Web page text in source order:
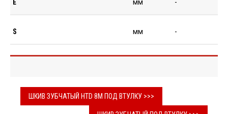
E мм -
S мм -
ШКИВ ЗУБЧАТЫЙ HTD 8M ПОД ВТУЛКУ >>>